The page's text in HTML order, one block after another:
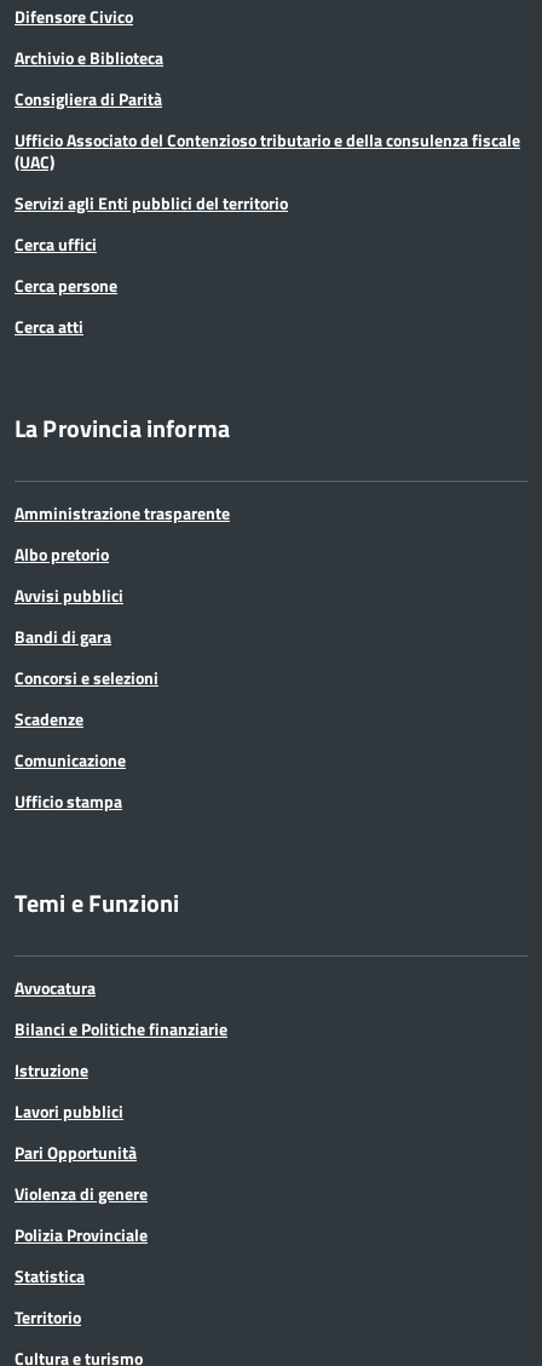
Terremoto
Difensore Civico
Archivio e Biblioteca
Consigliera di Parità
Ufficio Associato del Contenzioso tributario e della consulenza fiscale
(UAC)
Servizi agli Enti pubblici del territorio
Cerca uffici
Cerca persone
Cerca atti
La Provincia informa
Amministrazione trasparente
Albo pretorio
Avvisi pubblici
Bandi di gara
Concorsi e selezioni
Scadenze
Comunicazione
Ufficio stampa
Temi e Funzioni
Avvocatura
Bilanci e Politiche finanziarie
Istruzione
Lavori pubblici
Pari Opportunità
Violenza di genere
Polizia Provinciale
Statistica
Territorio
Cultura e turismo